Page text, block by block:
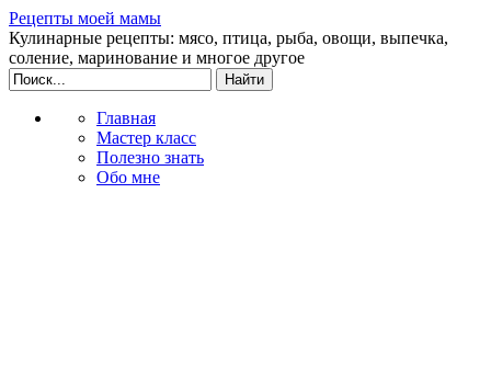
Рецепты моей мамы
Кулинарные рецепты: мясо, птица, рыба, овощи, выпечка,
соление, маринование и многое другое
Главная
Мастер класс
Полезно знать
Обо мне